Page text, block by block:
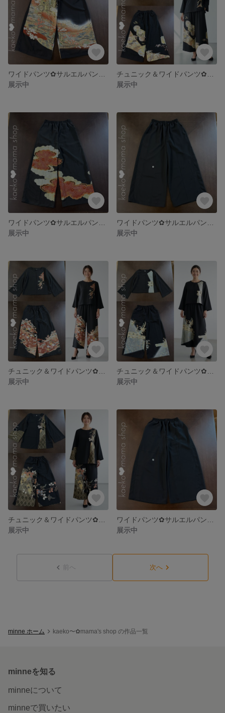
展示中
展示中
展示中
展示中
展示中
展示中
展示中
展示中
前へ 次へ
minne ホーム kaeko〜✿mama's shop の作品一覧
minneを知る
minneについて
minneで買いたい